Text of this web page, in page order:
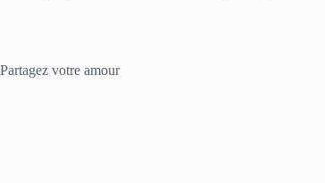
Partagez votre amour